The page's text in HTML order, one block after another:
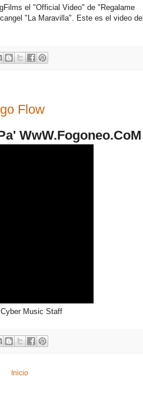
el "Official Video" de "Regalame
"La Maravilla". Este es el video del
Flow
WwW.Fogoneo.CoM
Music Staff
Inicio